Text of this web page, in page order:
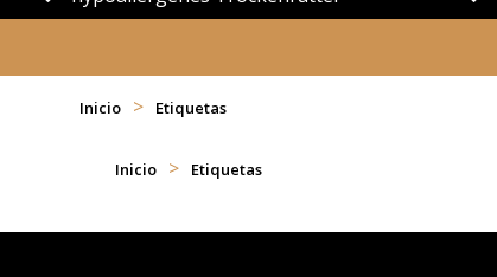
Inicio > Etiquetas
Inicio > Etiquetas